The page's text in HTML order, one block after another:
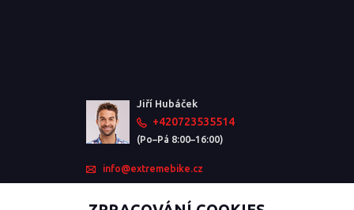
Jiří Hubáček
+420723535514
(Po–Pá 8:00–16:00)
info@extremebike.cz